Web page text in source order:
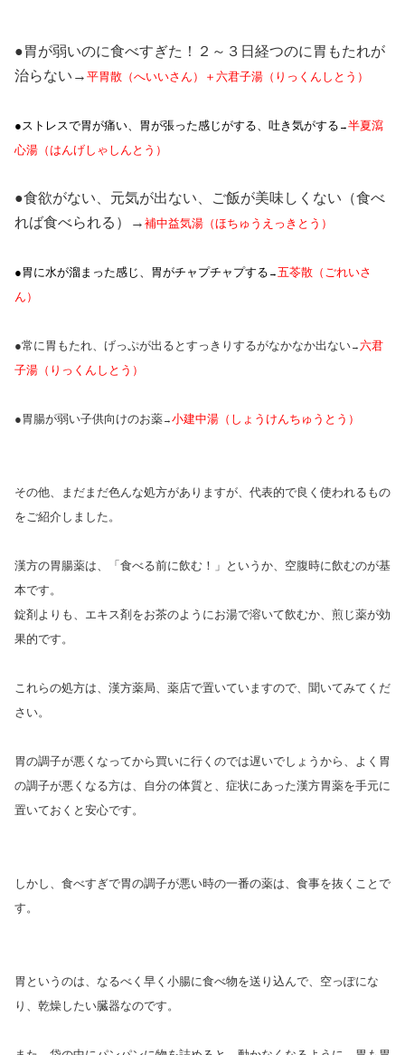
●胃が弱いのに食べすぎた！２～３日経つのに胃もたれが
治らない→ 平胃散（へいいさん）＋六君子湯（りっくんしとう）
●ストレスで胃が痛い、胃が張った感じがする、吐き気がする →半夏瀉
心湯（はんげしゃしんとう）
●食欲がない、元気が出ない、ご飯が美味しくない（食べ
れば食べられる）→ 補中益気湯（ほちゅうえっきとう）
●胃に水が溜まった感じ、胃がチャプチャプする →五苓散（ごれいさ
ん）
●常に胃もたれ、げっぷが出るとすっきりするがなかなか出ない→六君
子湯（りっくんしとう）
●胃腸が弱い子供向けのお薬→小建中湯（しょうけんちゅうとう）
その他、まだまだ色んな処方がありますが、代表的で良く使われるもの
をご紹介しました。
漢方の胃腸薬は、「食べる前に飲む！」というか、空腹時に飲むのが基
本です。
錠剤よりも、エキス剤をお茶のようにお湯で溶いて飲むか、煎じ薬が効
果的です。
これらの処方は、漢方薬局、薬店で置いていますので、聞いてみてくだ
さい。
胃の調子が悪くなってから買いに行くのでは遅いでしょうから、よく胃
の調子が悪くなる方は、自分の体質と、症状にあった漢方胃薬を手元に
置いておくと安心です。
しかし、食べすぎで胃の調子が悪い時の一番の薬は、食事を抜くことで
す。
胃というのは、なるべく早く小腸に食べ物を送り込んで、空っぽにな
り、乾燥したい臓器なのです。